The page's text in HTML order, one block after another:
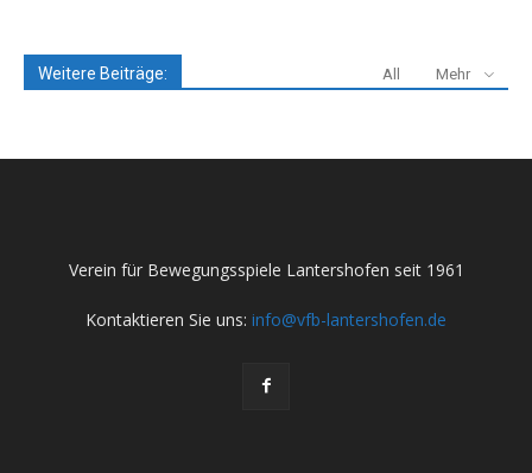
Weitere Beiträge: All Mehr
Verein für Bewegungsspiele Lantershofen seit 1961
Kontaktieren Sie uns: info@vfb-lantershofen.de